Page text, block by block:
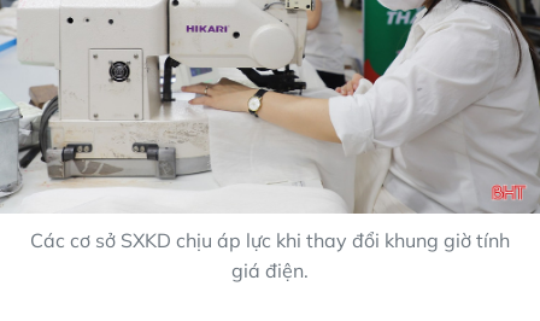
Các cơ sở SXKD chịu áp lực khi thay đổi khung giờ tính
giá điện.